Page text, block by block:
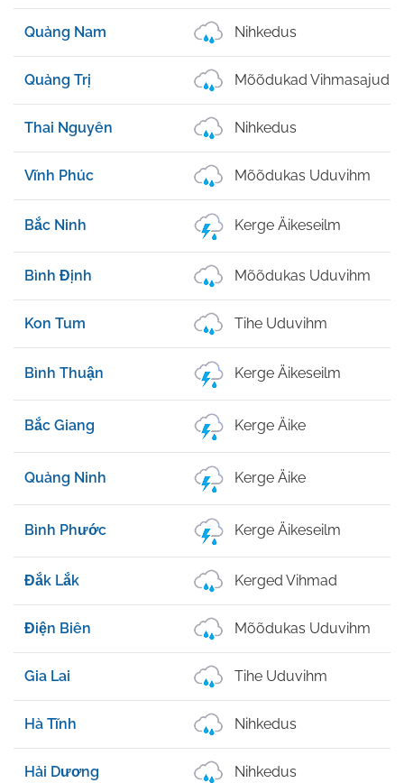
Quảng Nam Nihkedus
Quảng Trị Mõõdukad Vihmasajud
Thai Nguyên Nihkedus
Vĩnh Phúc Mõõdukas Uduvihm
Bắc Ninh Kerge Äikeseilm
Bình Định Mõõdukas Uduvihm
Kon Tum Tihe Uduvihm
Bình Thuận Kerge Äikeseilm
Bắc Giang Kerge Äike
Quảng Ninh Kerge Äike
Bình Phước Kerge Äikeseilm
Đắk Lắk Kerged Vihmad
Điện Biên Mõõdukas Uduvihm
Gia Lai Tihe Uduvihm
Hà Tĩnh Nihkedus
Hải Dương Nihkedus